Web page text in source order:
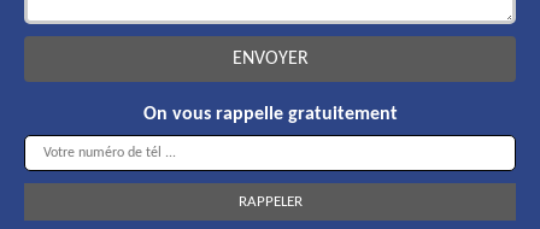
On vous rappelle gratuitement